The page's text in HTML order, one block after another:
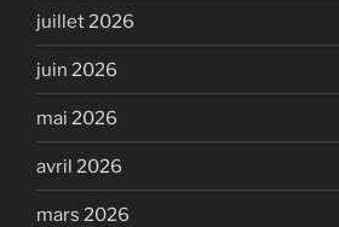
juillet 2026
juin 2026
mai 2026
avril 2026
mars 2026